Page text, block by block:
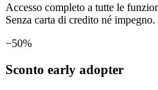
Accesso completo a tutte le
Senza carta di credito né impegno.
−50%
Sconto early adopter